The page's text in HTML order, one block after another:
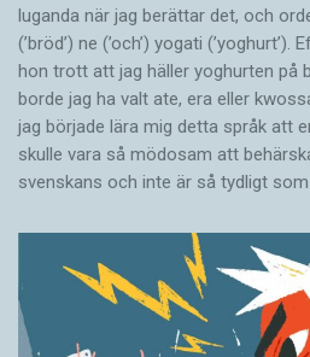
luganda när jag berättar det, och
(’bröd’) ne (’och’) yogati
hon trott att jag häller yoghurten på
borde jag ha valt ate, era eller
jag började lära mig detta språk att
skulle vara så mödosam att
svenskans och inte är så tydligt